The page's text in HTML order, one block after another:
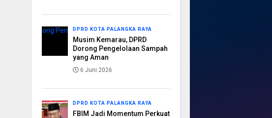
DPRD KOTA PALANGKA RAYA
Musim Kemarau, DPRD
Dorong Pengelolaan Sampah
yang Aman
6 Juni 2026
DPRD KOTA PALANGKA RAYA
FBIM Jadi Momentum Perkuat